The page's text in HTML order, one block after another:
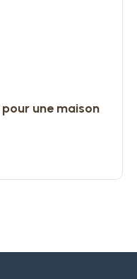
une maison